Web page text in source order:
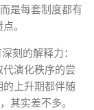
是每套制度都有
。
刻的解释力：
演化秩序的尝
上升期都伴随
其实差不多。